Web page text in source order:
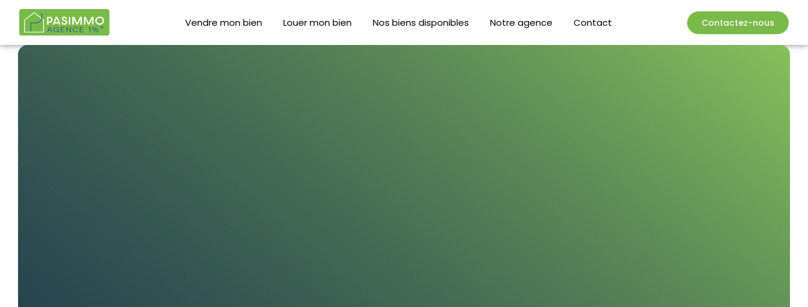
Vendre mon bien Louer mon bien Nos biens disponibles Notre agence Contact Contactez-nous